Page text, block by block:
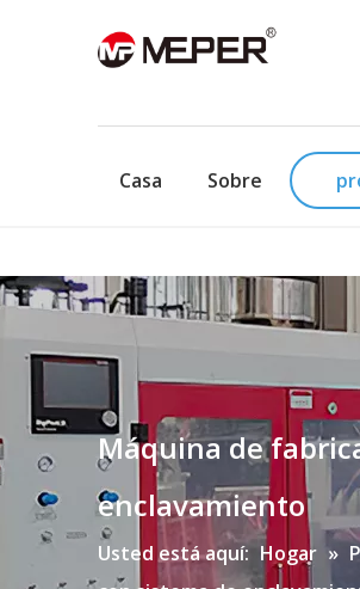
Casa Sobre
Máquina de
enclavamiento
Usted está aquí: Hogar »